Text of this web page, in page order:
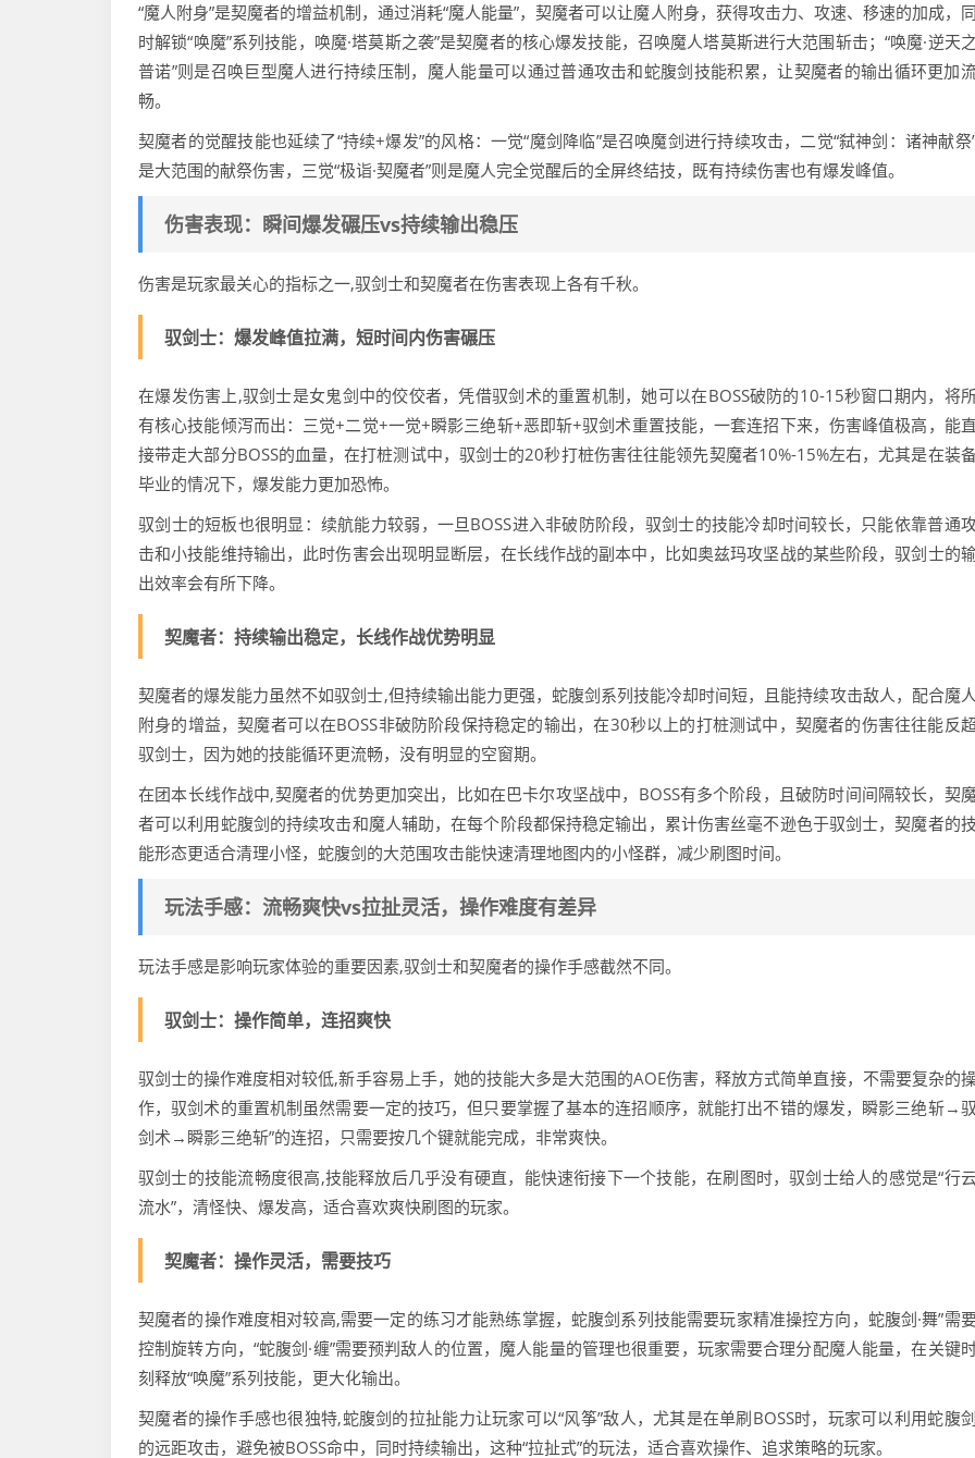
“魔人附身”是契魔者的增益机制，通过消耗“魔人能量”，契魔者可以让魔人附身，获得攻击力、攻速、移速的加成，同
时解锁“唤魔”系列技能，唤魔·塔莫斯之袭”是契魔者的核心爆发技能，召唤魔人塔莫斯进行大范围斩击；“唤魔·逆天之
普诺”则是召唤巨型魔人进行持续压制，魔人能量可以通过普通攻击和蛇腹剑技能积累，让契魔者的输出循环更加
畅。
契魔者的觉醒技能也延续了“持续+爆发”的风格：一觉“魔剑降临”是召唤魔剑进行持续攻击，二觉“弑神剑：诸神献祭
是大范围的献祭伤害，三觉“极诣·契魔者”则是魔人完全觉醒后的全屏终结技，既有持续伤害也有爆发峰值。
伤害表现：瞬间爆发碾压vs持续输出稳压
伤害是玩家最关心的指标之一,驭剑士和契魔者在伤害表现上各有千秋。
驭剑士：爆发峰值拉满，短时间内伤害碾压
在爆发伤害上,驭剑士是女鬼剑中的佼佼者，凭借驭剑术的重置机制，她可以在BOSS破防的10-15秒窗口期内，将
有核心技能倾泻而出：三觉+二觉+一觉+瞬影三绝斩+恶即斩+驭剑术重置技能，一套连招下来，伤害峰值极高，能直
接带走大部分BOSS的血量，在打桩测试中，驭剑士的20秒打桩伤害往往能领先契魔者10%-15%左右，尤其是在装
毕业的情况下，爆发能力更加恐怖。
驭剑士的短板也很明显：续航能力较弱，一旦BOSS进入非破防阶段，驭剑士的技能冷却时间较长，只能依靠普通
击和小技能维持输出，此时伤害会出现明显断层，在长线作战的副本中，比如奥兹玛攻坚战的某些阶段，驭剑士的
出效率会有所下降。
契魔者：持续输出稳定，长线作战优势明显
契魔者的爆发能力虽然不如驭剑士,但持续输出能力更强，蛇腹剑系列技能冷却时间短，且能持续攻击敌人，配合魔人
附身的增益，契魔者可以在BOSS非破防阶段保持稳定的输出，在30秒以上的打桩测试中，契魔者的伤害往往能反超
驭剑士，因为她的技能循环更流畅，没有明显的空窗期。
在团本长线作战中,契魔者的优势更加突出，比如在巴卡尔攻坚战中，BOSS有多个阶段，且破防时间间隔较长，契
者可以利用蛇腹剑的持续攻击和魔人辅助，在每个阶段都保持稳定输出，累计伤害丝毫不逊色于驭剑士，契魔者的技
能形态更适合清理小怪，蛇腹剑的大范围攻击能快速清理地图内的小怪群，减少刷图时间。
玩法手感：流畅爽快vs拉扯灵活，操作难度有差异
玩法手感是影响玩家体验的重要因素,驭剑士和契魔者的操作手感截然不同。
驭剑士：操作简单，连招爽快
驭剑士的操作难度相对较低,新手容易上手，她的技能大多是大范围的AOE伤害，释放方式简单直接，不需要复杂的
作，驭剑术的重置机制虽然需要一定的技巧，但只要掌握了基本的连招顺序，就能打出不错的爆发，瞬影三绝斩→驭
剑术→瞬影三绝斩”的连招，只需要按几个键就能完成，非常爽快。
驭剑士的技能流畅度很高,技能释放后几乎没有硬直，能快速衔接下一个技能，在刷图时，驭剑士给人的感觉是“行
流水”，清怪快、爆发高，适合喜欢爽快刷图的玩家。
契魔者：操作灵活，需要技巧
契魔者的操作难度相对较高,需要一定的练习才能熟练掌握，蛇腹剑系列技能需要玩家精准操控方向，蛇腹剑·舞”需
控制旋转方向，“蛇腹剑·缠”需要预判敌人的位置，魔人能量的管理也很重要，玩家需要合理分配魔人能量，在关键
刻释放“唤魔”系列技能，更大化输出。
契魔者的操作手感也很独特,蛇腹剑的拉扯能力让玩家可以“风筝”敌人，尤其是在单刷BOSS时，玩家可以利用蛇腹剑
的远距攻击，避免被BOSS命中，同时持续输出，这种“拉扯式”的玩法，适合喜欢操作、追求策略的玩家。